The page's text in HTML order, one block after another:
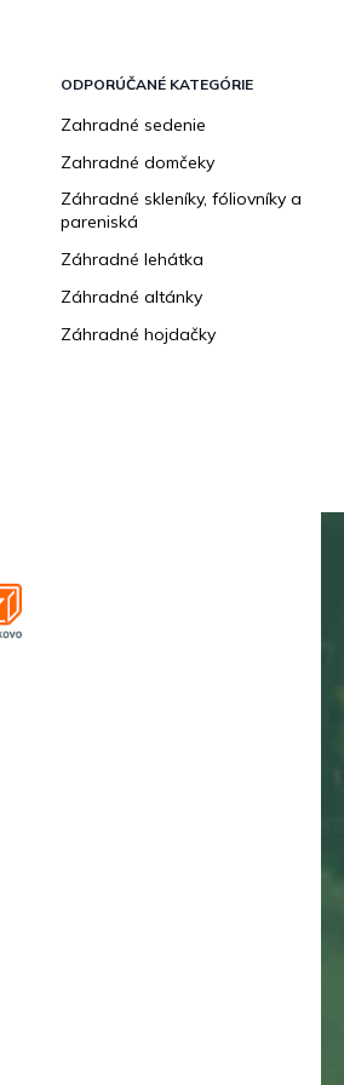
ODPORÚČANÉ KATEGÓRIE
Zahradné sedenie
Zahradné domčeky
Záhradné skleníky, fóliovníky a
pareniská
Záhradné lehátka
Záhradné altánky
Záhradné hojdačky